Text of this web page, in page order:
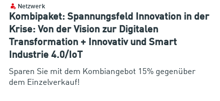
Netzwerk
Kombipaket: Spannungsfeld Innovation in der
Krise: Von der Vision zur Digitalen
Transformation + Innovativ und Smart
Industrie 4.0/IoT
Sparen Sie mit dem Kombiangebot 15% gegenüber
dem Einzelverkauf!